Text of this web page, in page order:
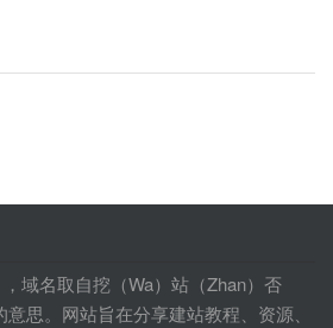
域名取自挖（Wa）站（Zhan）否
意思。网站旨在分享建站教程、资源、